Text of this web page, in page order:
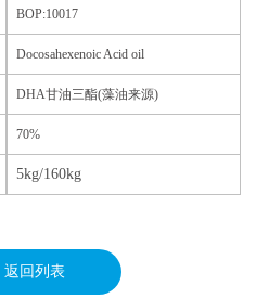
BOP:10017
Docosahexenoic Acid oil
DHA甘油三酯(藻油来源)
70%
5kg/160kg
返回列表